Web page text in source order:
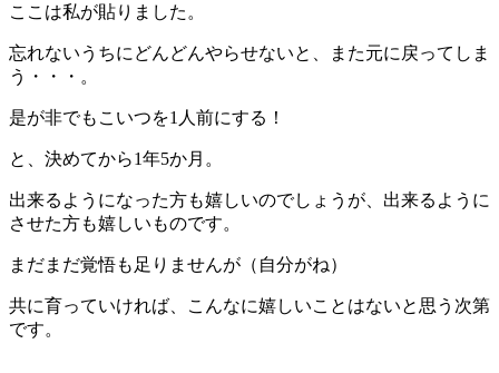
ここは私が貼りました。
忘れないうちにどんどんやらせないと、また元に戻ってしま
う・・・。
是が非でもこいつを1人前にする！
と、決めてから1年5か月。
出来るようになった方も嬉しいのでしょうが、出来るように
させた方も嬉しいものです。
まだまだ覚悟も足りませんが（自分がね）
共に育っていければ、こんなに嬉しいことはないと思う次第
です。